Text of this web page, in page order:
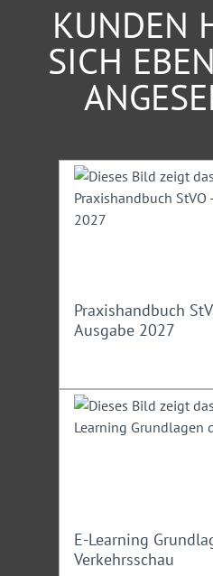
KUNDEN
SICH
Produktgalerie
Praxishandbuch
Ausgabe 2027
E-Learning
Verkehrsschau